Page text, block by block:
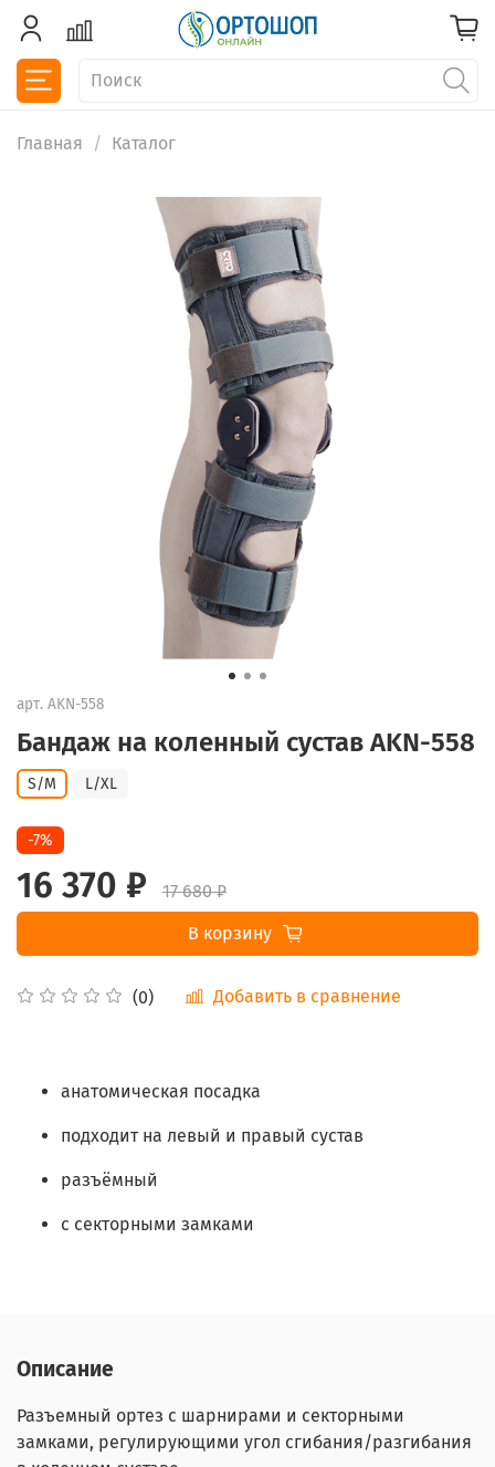
Главная Каталог
арт. AKN-558
Бандаж на коленный сустав AKN-558
(0) Добавить в сравнение
S/M L/XL
-7%
16 370 ₽
17 680 ₽
В корзину
анатомическая посадка
подходит на левый и правый сустав
разъёмный
с секторными замками
Описание
Разъемный ортез с шарнирами и секторными
замками, регулирующими угол сгибания/разгибания